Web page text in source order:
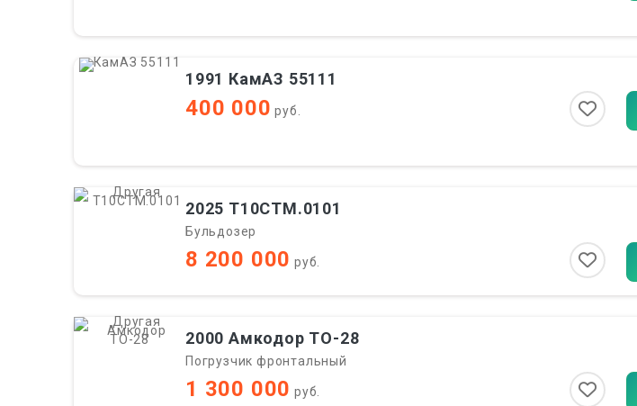
1991 КамАЗ 55111
400 000 руб.
2025 Т10СТМ.0101
Бульдозер
8 200 000 руб.
2000 Амкодор ТО-28
Погрузчик фронтальный
1 300 000 руб.